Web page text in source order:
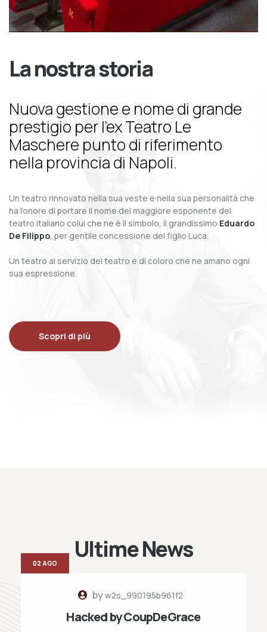
La nostra storia
Nuova gestione e nome di grande
prestigio per l’ex Teatro Le
Maschere punto di riferimento
nella provincia di Napoli.
Un teatro rinnovato nella sua veste e nella sua personalità che
ha l’onore di portare il nome del maggiore esponente del
teatro italiano colui che ne è il simbolo, il grandissimo Eduardo
De Filippo, per gentile concessione del figlio Luca.
Un teatro al servizio del teatro e di coloro che ne amano ogni
sua espressione.
Scopri di più
Ultime News
byw2s_990195b961f2
Hacked by CoupDeGrace
02 AGO